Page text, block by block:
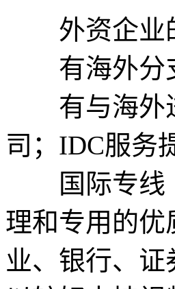
外资企业
有海外分支
有与海外进
司；IDC服务
国际专线（
理和专用的
业、银行、